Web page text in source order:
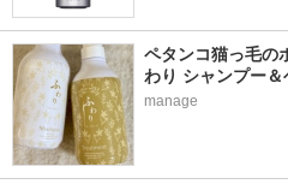
ペタンコ猫っ毛の
わり シャンプー＆
manage